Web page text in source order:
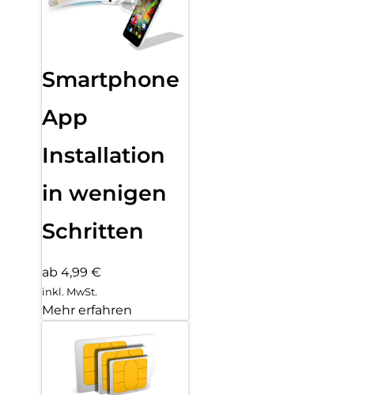
Smartphone
App
Installation
in wenigen
Schritten
ab 4,99 €
inkl. MwSt.
Mehr erfahren